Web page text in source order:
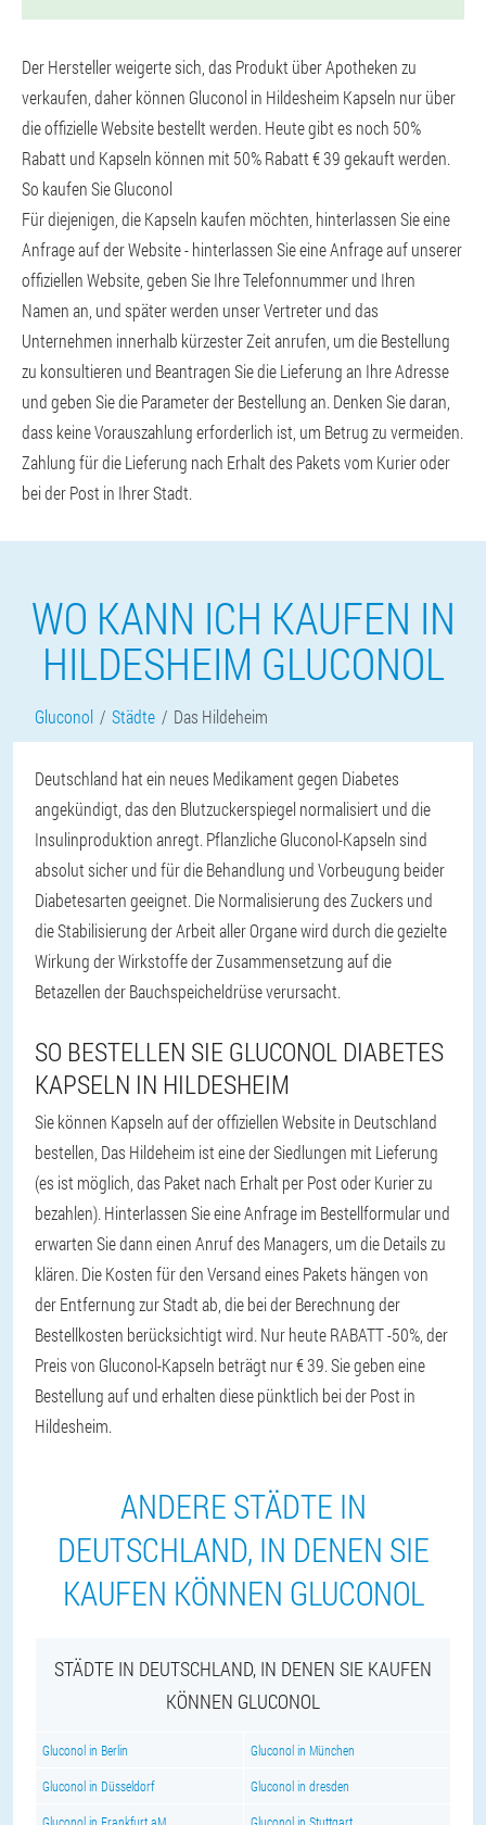
Der Hersteller weigerte sich, das Produkt über Apotheken zu
verkaufen, daher können Gluconol in Hildesheim Kapseln nur über
die offizielle Website bestellt werden. Heute gibt es noch 50%
Rabatt und Kapseln können mit 50% Rabatt € 39 gekauft werden.
So kaufen Sie Gluconol
Für diejenigen, die Kapseln kaufen möchten, hinterlassen Sie eine
Anfrage auf der Website - hinterlassen Sie eine Anfrage auf unserer
offiziellen Website, geben Sie Ihre Telefonnummer und Ihren
Namen an, und später werden unser Vertreter und das
Unternehmen innerhalb kürzester Zeit anrufen, um die Bestellung
zu konsultieren und Beantragen Sie die Lieferung an Ihre Adresse
und geben Sie die Parameter der Bestellung an. Denken Sie daran,
dass keine Vorauszahlung erforderlich ist, um Betrug zu vermeiden.
Zahlung für die Lieferung nach Erhalt des Pakets vom Kurier oder
bei der Post in Ihrer Stadt.
WO KANN ICH KAUFEN IN
HILDESHEIM GLUCONOL
Gluconol Städte Das Hildeheim
Deutschland hat ein neues Medikament gegen Diabetes
angekündigt, das den Blutzuckerspiegel normalisiert und die
Insulinproduktion anregt. Pflanzliche Gluconol-Kapseln sind
absolut sicher und für die Behandlung und Vorbeugung beider
Diabetesarten geeignet. Die Normalisierung des Zuckers und
die Stabilisierung der Arbeit aller Organe wird durch die gezielte
Wirkung der Wirkstoffe der Zusammensetzung auf die
Betazellen der Bauchspeicheldrüse verursacht.
SO BESTELLEN SIE GLUCONOL DIABETES
KAPSELN IN HILDESHEIM
Sie können Kapseln auf der offiziellen Website in Deutschland
bestellen, Das Hildeheim ist eine der Siedlungen mit Lieferung
(es ist möglich, das Paket nach Erhalt per Post oder Kurier zu
bezahlen). Hinterlassen Sie eine Anfrage im Bestellformular und
erwarten Sie dann einen Anruf des Managers, um die Details zu
klären. Die Kosten für den Versand eines Pakets hängen von
der Entfernung zur Stadt ab, die bei der Berechnung der
Bestellkosten berücksichtigt wird. Nur heute RABATT -50%, der
Preis von Gluconol-Kapseln beträgt nur € 39. Sie geben eine
Bestellung auf und erhalten diese pünktlich bei der Post in
Hildesheim.
ANDERE STÄDTE IN
DEUTSCHLAND, IN DENEN SIE
KAUFEN KÖNNEN GLUCONOL
STÄDTE IN DEUTSCHLAND, IN DENEN SIE KAUFEN
KÖNNEN GLUCONOL
Gluconol in Berlin Gluconol in München
Gluconol in Düsseldorf Gluconol in dresden